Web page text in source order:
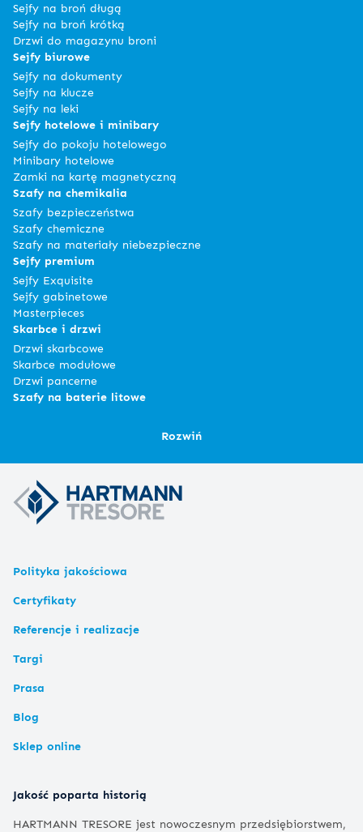
Sejfy na broń długą
Sejfy na broń krótką
Drzwi do magazynu broni
Sejfy biurowe
Sejfy na dokumenty
Sejfy na klucze
Sejfy na leki
Sejfy hotelowe i minibary
Sejfy do pokoju hotelowego
Minibary hotelowe
Zamki na kartę magnetyczną
Szafy na chemikalia
Szafy bezpieczeństwa
Szafy chemiczne
Szafy na materiały niebezpieczne
Sejfy premium
Sejfy Exquisite
Sejfy gabinetowe
Masterpieces
Skarbce i drzwi
Drzwi skarbcowe
Skarbce modułowe
Drzwi pancerne
Szafy na baterie litowe
Rozwiń
Polityka jakościowa
Certyfikaty
Referencje i realizacje
Targi
Prasa
Blog
Sklep online
Jakość poparta historią
HARTMANN TRESORE jest nowoczesnym przedsiębiorstwem,